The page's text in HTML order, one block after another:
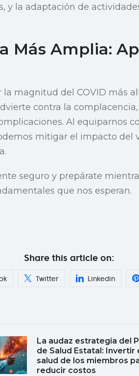
y la adaptación de
Más Amplia:
magnitud del COVID más
contra la
Al equiparnos
mitigar el impacto del
seguro y prepárate
que nos esperan.
Share this article on:
Twitter Linkedin
La audaz estrategia del
de Salud Estatal: Invertir
salud de los miembros
reducir costos